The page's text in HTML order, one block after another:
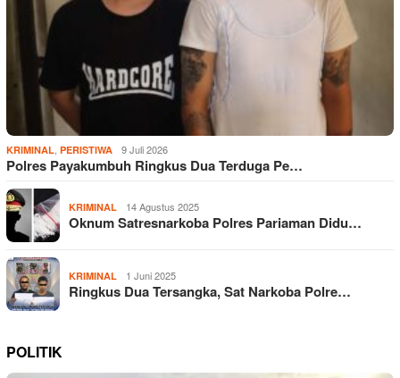
KRIMINAL PERISTIWA 9 Juli 2026
Polres Payakumbuh Ringkus Dua Terduga Pe…
KRIMINAL 14 Agustus 2025
Oknum Satresnarkoba Polres Pariaman Didu…
KRIMINAL 1 Juni 2025
Ringkus Dua Tersangka, Sat Narkoba Polre…
POLITIK